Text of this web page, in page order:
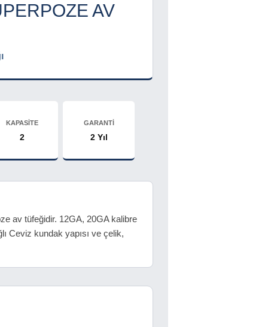
AV
KAPASİTE
2
GARANTİ
2 Yıl
av tüfeğidir. 12GA, 20GA kalibre
Ceviz kundak yapısı ve çelik,